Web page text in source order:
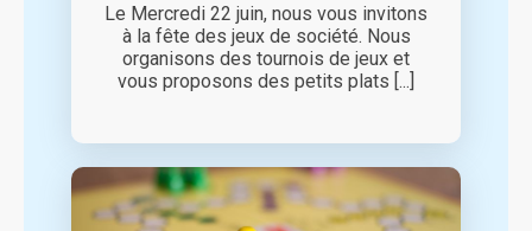
Le Mercredi 22 juin, nous vous invitons
à la fête des jeux de société. Nous
organisons des tournois de jeux et
vous proposons des petits plats [...]